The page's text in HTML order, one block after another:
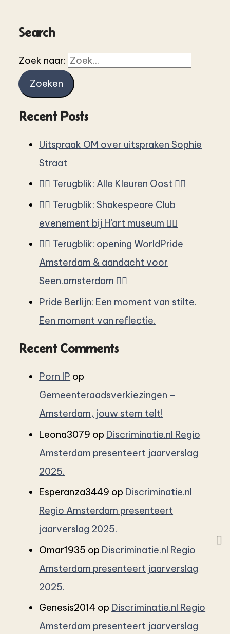
Search
Zoek naar:
Recent Posts
Uitspraak OM over uitspraken Sophie
Straat
🏳️‍🌈 Terugblik: Alle Kleuren Oost 🏳️‍🌈
🏳️‍🌈 Terugblik: Shakespeare Club
evenement bij H’art museum 🏳️‍🌈
🏳️‍🌈 Terugblik: opening WorldPride
Amsterdam & aandacht voor
Seen.amsterdam 🏳️‍🌈
Pride Berlijn: Een moment van stilte.
Een moment van reflectie.
Recent Comments
Porn IP op
Gemeenteraadsverkiezingen –
Amsterdam, jouw stem telt!
Leona3079 op Discriminatie.nl Regio
Amsterdam presenteert jaarverslag
2025.
Esperanza3449 op Discriminatie.nl
Regio Amsterdam presenteert
jaarverslag 2025.
Omar1935 op Discriminatie.nl Regio
Amsterdam presenteert jaarverslag
2025.
Genesis2014 op Discriminatie.nl Regio
Amsterdam presenteert jaarverslag